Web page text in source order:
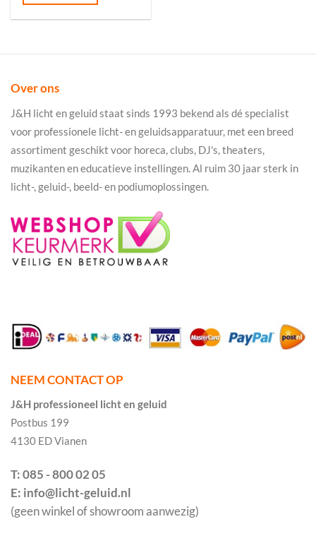
Over ons
J&H licht en geluid staat sinds 1993 bekend als dé specialist
voor professionele licht- en geluidsapparatuur, met een breed
assortiment geschikt voor horeca, clubs, DJ's, theaters,
muzikanten en educatieve instellingen. Al ruim 30 jaar sterk in
licht-, geluid-, beeld- en podiumoplossingen.
NEEM CONTACT OP
J&H professioneel licht en geluid
Postbus 199
4130 ED Vianen
T: 085 - 800 02 05
E: info@licht-geluid.nl
(geen winkel of showroom aanwezig)